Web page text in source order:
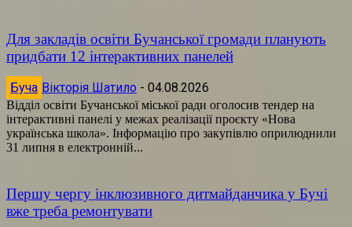
Для закладів освіти Бучанської громади планують
придбати 12 інтерактивних панелей
Буча Вікторія Шатило - 04.08.2026
Відділ освіти Бучанської міської ради оголосив тендер на
інтерактивні панелі у межах реалізації проєкту «Нова
українська школа». Інформацію про закупівлю оприлюднили
31 липня в електронній...
Першу чергу інклюзивного дитмайданчика у Бучі
вже треба ремонтувати